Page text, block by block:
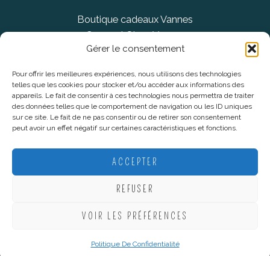
Gérer le consentement
Pour offrir les meilleures expériences, nous utilisons des technologies
telles que les cookies pour stocker et/ou accéder aux informations des
appareils. Le fait de consentir à ces technologies nous permettra de traiter
des données telles que le comportement de navigation ou les ID uniques
sur ce site. Le fait de ne pas consentir ou de retirer son consentement
peut avoir un effet négatif sur certaines caractéristiques et fonctions.
ACCEPTER
REFUSER
VOIR LES PRÉFÉRENCES
Politique De Confidentialité
Boutique cadeaux Vannes
Concept Store Vannes
Informations légales
CGV
Politique De Confidentialité
Plan du site
Webmarketing